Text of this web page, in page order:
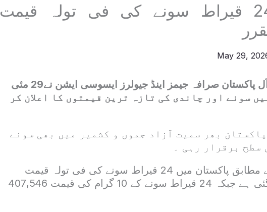
پاکستان میں 24 قیراط سونے کی فی تولہ قیمت
May 29,
مظفر آباد(کشمیر ڈیجیٹل)آل پاکستان صرافہ جیمز اینڈ جیولرز ایسوسی ایشن نے29 مئی
میں سونے اور چاندی کی تازہ ترین قیمتوں کا اعلان کر
بھر سمیت آزاد جموں و کشمیر میں بھی سونے
سطح برقرار رہی ۔
تازہ ترین اعداد و شمار کے مطابق پاکستان میں 24 قیراط سونے کی فی تولہ قیمت
475,362 روپے مقرر کی گئی ہے جبکہ 24 قیراط سونے کے 10 گرام کی قیمت 407,546